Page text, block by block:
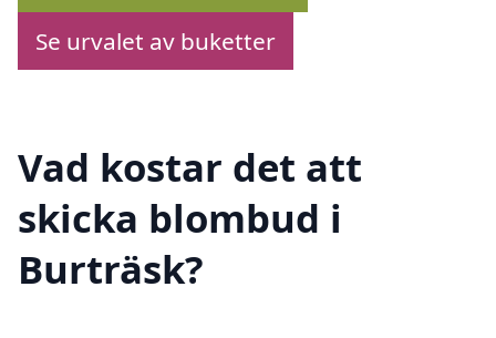
Se urvalet av buketter
Vad kostar det att
skicka blombud i
Burträsk?